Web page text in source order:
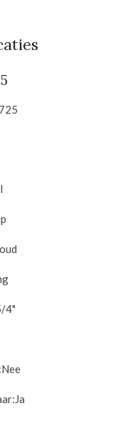
4"
Nee
Ja